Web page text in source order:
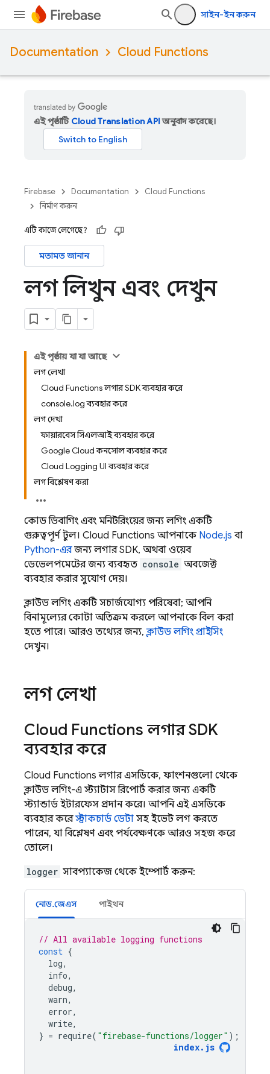
সাইন-ইন করুন
Documentation Cloud Functions
এই পৃষ্ঠাটি Cloud Translation APIঅনুবাদ করেছে।
Firebase Documentation
Cloud Functions
নির্মাণ করুন
এটি কাজে লেগেছে?
মতামত জানান
লগ লিখুন এবং দেখুন
এই পৃষ্ঠায় যা যা আছে
লগ লেখা
Cloud Functions লগার SDK ব্যবহার করে
console.log ব্যবহার করে
লগ দেখা
ফায়ারবেস সিএলআই ব্যবহার করে
Google Cloud কনসোল ব্যবহার করে
Cloud Logging UI ব্যবহার করে
লগ বিশ্লেষণ করা
কোড ডিবাগিং এবং মনিটরিংয়ের জন্য লগিং একটি
গুরুত্বপূর্ণ টুল। Cloud Functions আপনাকে Node.js বা
Python-এরজন্য লগার SDK, অথবা ওয়েব
ডেভেলপমেন্টের জন্য ব্যবহৃত console অবজেক্ট
ব্যবহার করার সুযোগ দেয়।
ক্লাউড লগিং একটি সচার্জযোগ্য পরিষেবা; আপনি
বিনামূল্যের কোটা অতিক্রম করলে আপনাকে বিল করা
হতে পারে। আরও তথ্যের জন্য,ক্লাউড লগিং প্রাইসিং
দেখুন।
লগ লেখা
Cloud Functions লগার SDK
ব্যবহার করে
Cloud Functions লগার এসডিকে, ফাংশনগুলো থেকে
ক্লাউড লগিং-এ স্ট্যাটাস রিপোর্ট করার জন্য একটি
স্ট্যান্ডার্ড ইন্টারফেস প্রদান করে। আপনি এই এসডিকে
ব্যবহার করেস্ট্রাকচার্ড ডেটা সহ ইভেন্ট লগ করতে
পারেন, যা বিশ্লেষণ এবং পর্যবেক্ষণকে আরও সহজ করে
তোলে।
logger সাবপ্যাকেজ থেকে ইম্পোর্ট করুন:
নোড.জেএস পাইথন
// All available logging functions
const {
log,
info,
debug,
warn,
error,
write,
} = require( "firebase-functions/logger" );
index. js